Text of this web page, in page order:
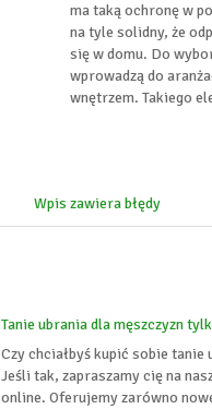
ma taką ochronę w
na tyle solidny, że
się w domu. Do
wprowadzą do
wnętrzem. Takiego
Wpis zawiera błędy
Tanie ubrania dla męszczyzn
Czy chciałbyś kupić sobie
Jeśli tak, zapraszamy cię na
online. Oferujemy zarówno